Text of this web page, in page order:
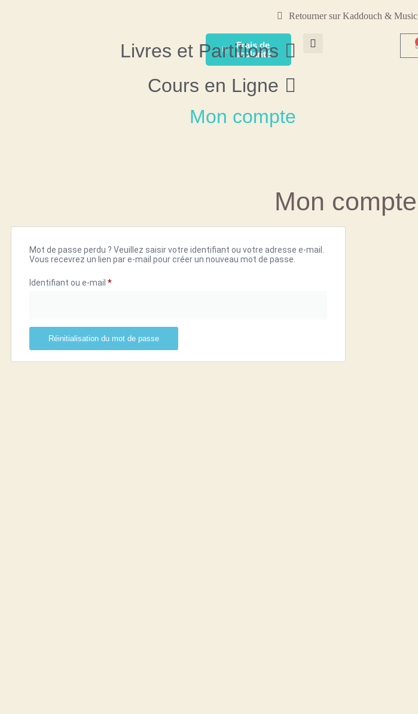
Retourner sur Kaddouch & Music
Livres et Partitions
Cours en Ligne
Mon compte
Frais de
scolarité
Mon compte
Mot de passe perdu ? Veuillez saisir votre identifiant ou votre adresse e-mail.
Vous recevrez un lien par e-mail pour créer un nouveau mot de passe.
Identifiant ou e-mail *
Réinitialisation du mot de passe